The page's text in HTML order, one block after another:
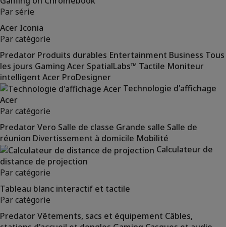
Par série
Acer Iconia
Par catégorie
Predator Produits durables Entertainment Business Tous
les jours Gaming Acer SpatialLabs™ Tactile Moniteur
intelligent Acer ProDesigner
Technologie d'affichage
Acer
Par catégorie
Predator Vero Salle de classe Grande salle Salle de
réunion Divertissement à domicile Mobilité
Calculateur de
distance de projection
Par catégorie
Tableau blanc interactif et tactile
Par catégorie
Predator Vêtements, sacs et équipement Câbles,